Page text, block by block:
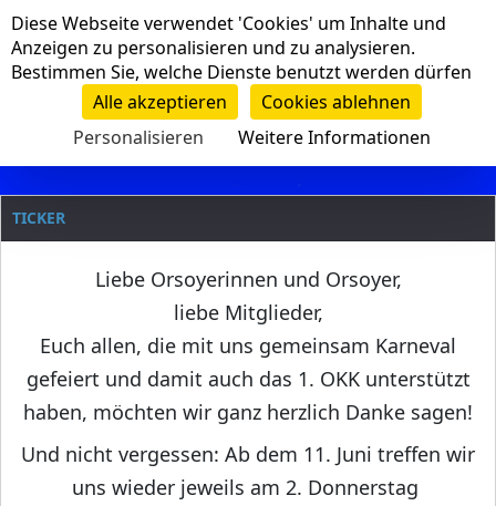
Navigation
Clanname
TICKER
Liebe Orsoyerinnen und Orsoyer,
liebe Mitglieder,
Euch allen, die mit uns gemeinsam Karneval
gefeiert und damit auch das 1. OKK unterstützt
haben, möchten wir ganz herzlich Danke sagen!
Und nicht vergessen: Ab dem 11. Juni treffen wir
uns wieder jeweils am 2. Donnerstag
Cookie-Einstellungen
Diese Webseite verwendet 'Cookies' um Inhalte und
Anzeigen zu personalisieren und zu analysieren.
Bestimmen Sie, welche Dienste benutzt werden dürfen
Alle akzeptieren
Cookies ablehnen
Personalisieren
Weitere Informationen